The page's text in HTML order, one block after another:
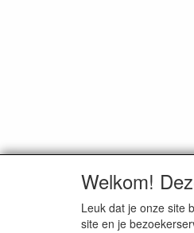
Welkom!
Leuk dat je onze site
site en je